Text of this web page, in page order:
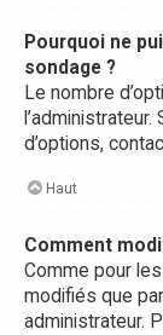
Pourquoi ne
sondage ?
Le nombre
d’options,
Haut
Comment
Comme pour
modifiés que
administrateur.